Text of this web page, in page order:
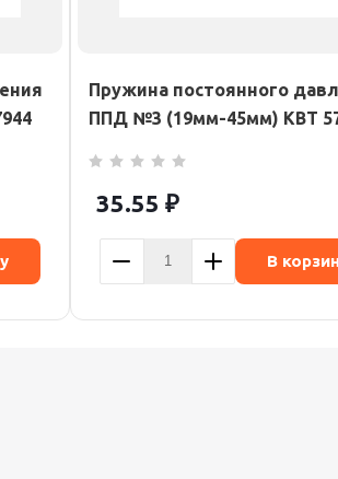
Пружина постоянного
ППД №3 (19мм-45мм) КВТ
35.55 ₽
В